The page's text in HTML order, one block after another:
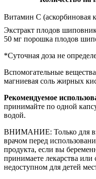
Витамин С (аскорбиновая
Экстракт плодов
50 мг порошка плодов
*Суточная доза не
Вспомогательные
магниевая соль жирных
Рекомендуемое
принимайте по одной
водой.
ВНИМАНИЕ: Только для
врачом перед
продукта, если вы
принимаете лекарства или
недоступном для детей